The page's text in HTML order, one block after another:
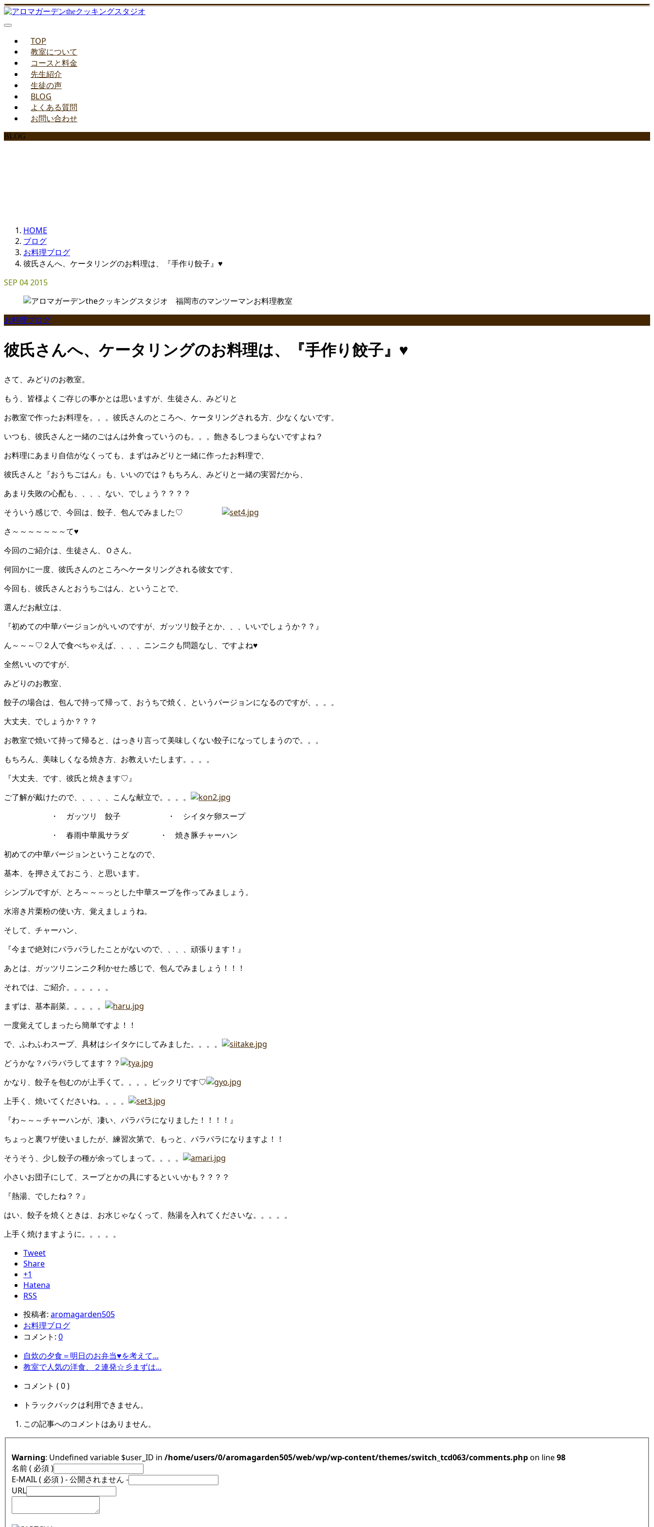
TOP
教室について
コースと料金
先生紹介
生徒の声
BLOG
よくある質問
お問い合わせ
BLOG
HOME
ブログ
お料理ブログ
彼氏さんへ、ケータリングのお料理は、『手作り餃子』♥
SEP 042015
お料理ブログ
彼氏さんへ、ケータリングのお料理は、『手作り餃子』♥
さて、みどりのお教室。
もう、皆様よくご存じの事かとは思いますが、生徒さん、みどりと
お教室で作ったお料理を。。。彼氏さんのところへ、ケータリングされる方、少なくないです。
いつも、彼氏さんと一緒のごはんは外食っていうのも。。。飽きるしつまらないですよね？
お料理にあまり自信がなくっても、まずはみどりと一緒に作ったお料理で、
彼氏さんと『おうちごはん』も、いいのでは？もちろん、みどりと一緒の実習だから、
あまり失敗の心配も、、、、ない、でしょう？？？？
そういう感じで、今回は、餃子、包んでみました♡
さ～～～～～～～て♥
今回のご紹介は、生徒さん、Ｏさん。
何回かに一度、彼氏さんのところへケータリングされる彼女です、
今回も、彼氏さんとおうちごはん、ということで、
選んだお献立は、
『初めての中華バージョンがいいのですが、ガッツリ餃子とか、、、いいでしょうか？？』
ん～～～♡２人で食べちゃえば、、、、ニンニクも問題なし、ですよね♥
全然いいのですが、
みどりのお教室、
餃子の場合は、包んで持って帰って、おうちで焼く、というバージョンになるのですが、。。。
大丈夫、でしょうか？？？
お教室で焼いて持って帰ると、はっきり言って美味しくない餃子になってしまうので。。。
もちろん、美味しくなる焼き方、お教えいたします。。。。
『大丈夫、です、彼氏と焼きます♡』
ご了解が戴けたので、、、、、こんな献立で。。。。
・ ガッツリ 餃子 ・ シイタケ卵スープ
・ 春雨中華風サラダ ・ 焼き豚チャーハン
初めての中華バージョンということなので、
基本、を押さえておこう、と思います。
シンプルですが、とろ～～～っとした中華スープを作ってみましょう。
水溶き片栗粉の使い方、覚えましょうね。
そして、チャーハン、
『今まで絶対にパラパラしたことがないので、、、、頑張ります！』
あとは、ガッツリニンニク利かせた感じで、包んでみましょう！！！
それでは、ご紹介。。。。。。
まずは、基本副菜。。。。。
一度覚えてしまったら簡単ですよ！！
で、ふわふわスープ、具材はシイタケにしてみました。。。。
どうかな？パラパラしてます？？
かなり、餃子を包むのが上手くて。。。。ビックリです♡
上手く、焼いてくださいね。。。。
『わ～～～チャーハンが、凄い、パラパラになりました！！！！』
ちょっと裏ワザ使いましたが、練習次第で、もっと、パラパラになりますよ！！
そうそう、少し餃子の種が余ってしまって。。。。
小さいお団子にして、スープとかの具にするといいかも？？？？
『熱湯、でしたね？？』
はい、餃子を焼くときは、お水じゃなくって、熱湯を入れてくださいな。。。。。
上手く焼けますように。。。。。
Tweet
Share
+1
Hatena
RSS
投稿者: aromagarden505
お料理ブログ
コメント: 0
自炊の夕食＝明日のお弁当♥を考えて...
教室で人気の洋食、２連発☆彡まずは...
コメント ( 0 )
トラックバックは利用できません。
この記事へのコメントはありません。
Warning : Undefined variable $user_ID in /home/users/0/aromagarden505/web/wp/wp-content/themes/switch_tcd063/comments.phpon line98
名前 ( 必須 )
E-MAIL ( 必須 ) - 公開されません -
URL